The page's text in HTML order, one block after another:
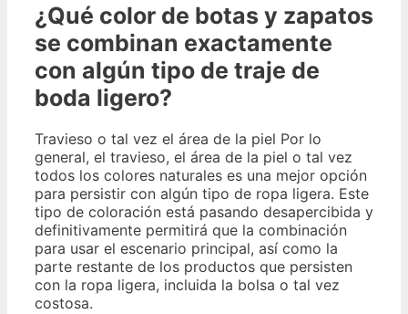
¿Qué color de botas y zapatos
se combinan exactamente
con algún tipo de traje de
boda ligero?
Travieso o tal vez el área de la piel Por lo
general, el travieso, el área de la piel o tal vez
todos los colores naturales es una mejor opción
para persistir con algún tipo de ropa ligera. Este
tipo de coloración está pasando desapercibida y
definitivamente permitirá que la combinación
para usar el escenario principal, así como la
parte restante de los productos que persisten
con la ropa ligera, incluida la bolsa o tal vez
costosa.